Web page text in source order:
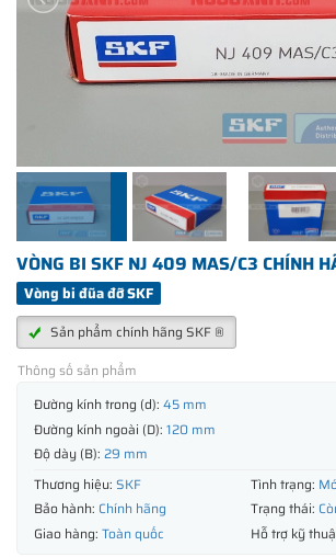
VÒNG BI SKF NJ 409 MAS/C3 CHÍNH
Vòng bi đũa đỡ SKF
Sản phẩm chính hãng SKF ®
Thông số sản phẩm
Đường kính trong (d): 45 mm
Đường kính ngoài (D): 120 mm
Độ dày (B): 29 mm
Thương hiệu: SKF Tình trạng:
Bảo hành: Chính hãng Trạng thái:
Giao hàng: Toàn quốc Hỗ trợ kỹ